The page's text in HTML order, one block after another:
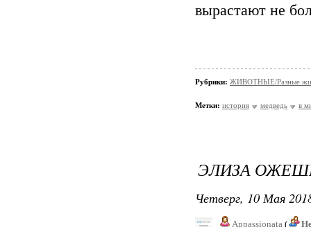
вырастают не
Рубрики: ЖИВОТНЫЕ/Разные
Метки: история медведь в
ЭЛИЗА
Четверг, 10 Мая
Appassionata (